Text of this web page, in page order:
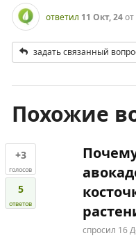
ответил 11 Окт, 24от
задать связанный
Похожие
+3
голосов
5
ответов
спросил 16